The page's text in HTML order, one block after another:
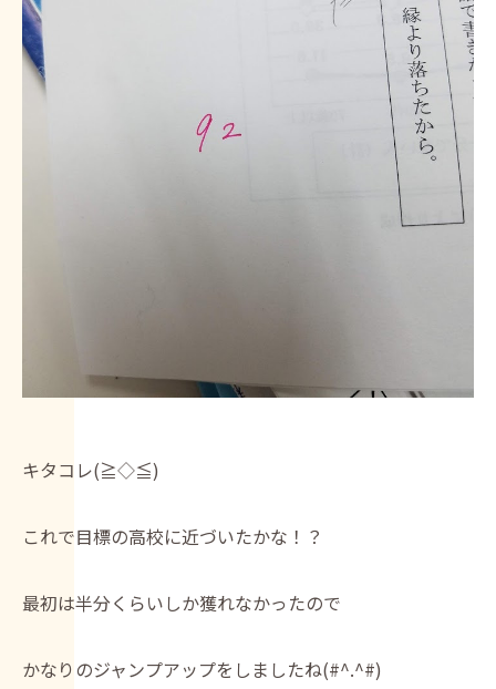
キタコレ(≧◇≦)
これで目標の高校に近づいたかな！？
最初は半分くらいしか獲れなかったので
かなりのジャンプアップをしましたね(#^.^#)